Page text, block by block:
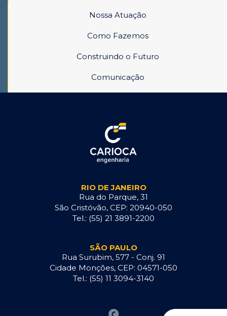
Nossa Atuação
Como Fazemos
Construindo o Futuro
Comunicação
RIO DE JANEIRO
Rua do Parque, 31
São Cristóvão, CEP: 20940-050
Tel.: (55) 21 3891-2200
SÃO PAULO
Rua Surubim, 577 - Conj. 91
Cidade Monções, CEP: 04571-050
Tel.: (55) 11 3094-3140